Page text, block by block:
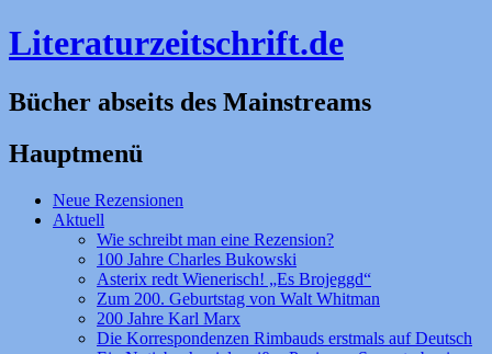
Literaturzeitschrift.de
Bücher abseits des Mainstreams
Hauptmenü
Zum
Inhalt
Neue Rezensionen
Aktuell
Wie schreibt man eine Rezension?
100 Jahre Charles Bukowski
Asterix redt Wienerisch! „Es Brojeggd“
Zum 200. Geburtstag von Walt Whitman
200 Jahre Karl Marx
Die Korrespondenzen Rimbauds erstmals auf Deutsch